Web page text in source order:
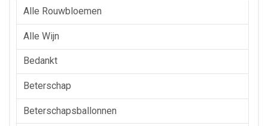
Alle Rouwbloemen
Alle Wijn
Bedankt
Beterschap
Beterschapsballonnen